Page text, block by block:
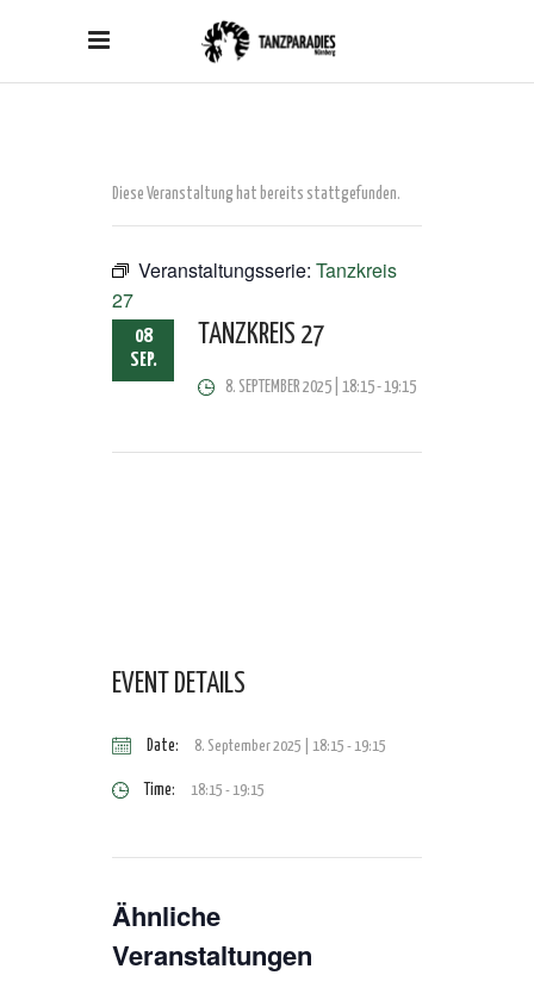
Diese Veranstaltung hat bereits stattgefunden.
Veranstaltungsserie: Tanzkreis
27
08
SEP.
TANZKREIS 27
8. SEPTEMBER 2025 | 18:15-19:15
EVENT DETAILS
Date: 8. September 2025 | 18:15 -19:15
Time: 18:15 - 19:15
Ähnliche
Veranstaltungen